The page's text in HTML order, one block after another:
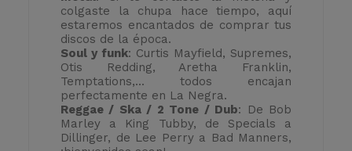
colgaste la chupa hace tiempo, aquí
estaremos encantados de comprar tus
discos de la época.
Soul y funk: Curtis Mayfield, Supremes,
Otis Redding, Aretha Franklin,
Temptations,... todos encajan
perfectamente en La Negra.
Reggae / Ska / 2 Tone / Dub: De Bob
Marley a King Tubby, de Specials a
Dillinger, de Lee Perry a Bad Manners,